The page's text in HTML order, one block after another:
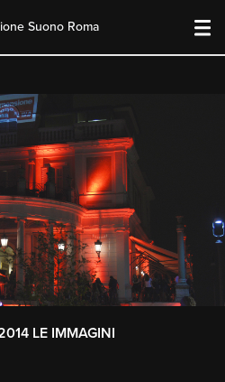
Suono Roma
LE IMMAGINI